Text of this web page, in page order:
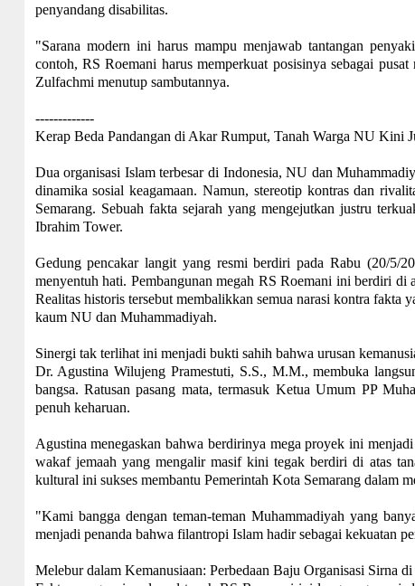
penyandang disabilitas.
"Sarana modern ini harus mampu menjawab tantangan
contoh, RS Roemani harus memperkuat posisinya sebagai
Zulfachmi menutup sambutannya.
-------------
Kerap Beda Pandangan di Akar Rumput, Tanah Warga NU Kini
Dua organisasi Islam terbesar di Indonesia, NU dan
dinamika sosial keagamaan. Namun, stereotip kontras dan
Semarang. Sebuah fakta sejarah yang mengejutkan justru
Ibrahim Tower.
Gedung pencakar langit yang resmi berdiri pada Rabu (20/5/
menyentuh hati. Pembangunan megah RS Roemani ini berdiri
Realitas historis tersebut membalikkan semua narasi kontra fakta
kaum NU dan Muhammadiyah.
Sinergi tak terlihat ini menjadi bukti sahih bahwa urusan
Dr. Agustina Wilujeng Pramestuti, S.S., M.M., membuka
bangsa. Ratusan pasang mata, termasuk Ketua Umum PP
penuh keharuan.
Agustina menegaskan bahwa berdirinya mega proyek ini
wakaf jemaah yang mengalir masif kini tegak berdiri di atas
kultural ini sukses membantu Pemerintah Kota Semarang dalam
"Kami bangga dengan teman-teman Muhammadiyah yang
menjadi penanda bahwa filantropi Islam hadir sebagai kekuatan
Melebur dalam Kemanusiaan: Perbedaan Baju Organisasi Sirna